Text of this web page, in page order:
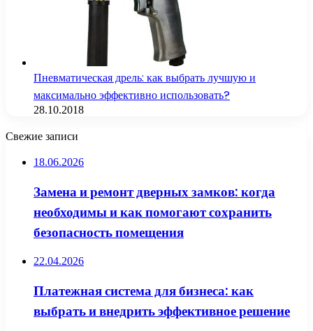
Пневматическая дрель: как выбрать лучшую и
максимально эффективно использовать?
28.10.2018
Свежие записи
18.06.2026
Замена и ремонт дверных замков: когда
необходимы и как помогают сохранить
безопасность помещения
22.04.2026
Платежная система для бизнеса: как
выбрать и внедрить эффективное решение